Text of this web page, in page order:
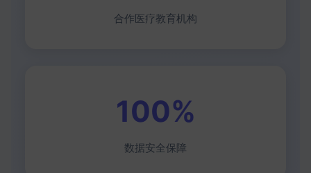
合作医疗教育机构
100%
数据安全保障